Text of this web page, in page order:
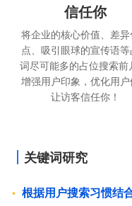
信任你
将企业的核心价值、差
点、吸引眼球的宣传语
词尽可能多的占位搜索前
增强用户印象，优化用
让访客信任你！
关键词研究
根据用户搜索习惯结